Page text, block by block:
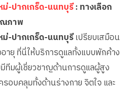
แผลกดทับ
ตัด
าร
กผ้า
ร
าพ
-ปากเกร็ด-นนทบุรี: ทางเลือก
ภาพ
-ปากเกร็ด-นนทบุรีเปรียบเสมือน
ายุ ที่นี่ให้บริการดูแลทั้งแบบพักค้าง
มีทีมผู้เชี่ยวชาญด้านการดูแลผู้สูง
อบคลุมทั้งด้านร่างกาย จิตใจ และ